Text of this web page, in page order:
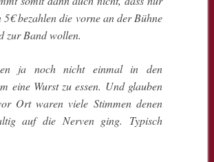
5€ bezahlen die vorne an der Bühne
zur Band wollen.
ja noch nicht einmal in den
eine Wurst zu essen. Und glauben
Ort waren viele Stimmen denen
auf die Nerven ging. Typisch